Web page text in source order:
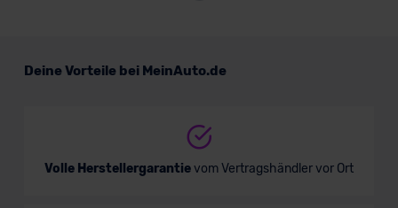
Deine Vorteile bei MeinAuto.de
Volle Herstellergarantievom Vertragshändler vor Ort